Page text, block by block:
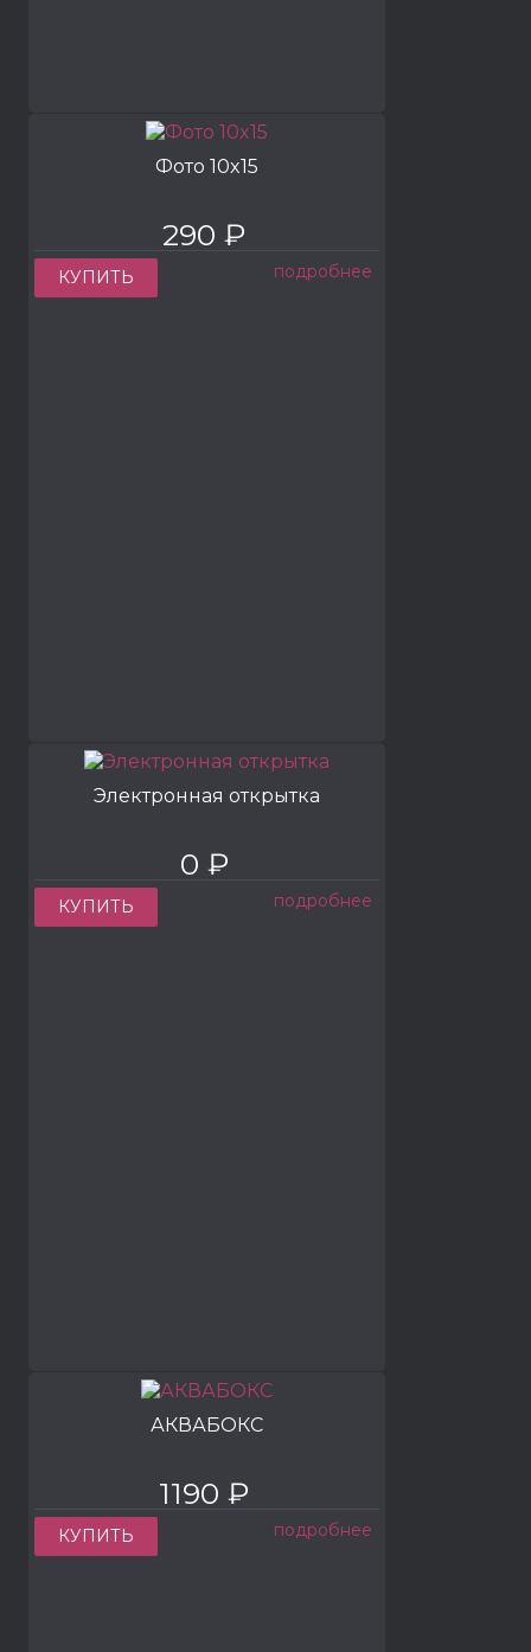
Фото 10x15
290 ₽
КУПИТЬ подробнее
Электронная открытка
0 ₽
КУПИТЬ подробнее
АКВАБОКС
1190 ₽
КУПИТЬ подробнее